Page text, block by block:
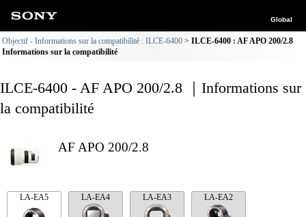
Global
Objectif - Informations sur la compatibilité : ILCE-6400
ILCE-6400 : AF APO 200/2.8
Informations sur la compatibilité
ILCE-6400 - AF APO 200/2.8 ｜Informations sur
la compatibilité
AF APO 200/2.8
LA-EA5 LA-EA4 LA-EA3 LA-EA2